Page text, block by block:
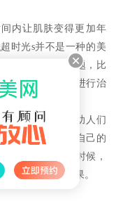
内让肌肤变得更加年
时光s并不是一种的美
深层次的皮肤问题，比
的整形手术方法进行治
容技术，可以帮助人们
如果你也想改善自己的
医院和医生的时候，
术的安全和效果。